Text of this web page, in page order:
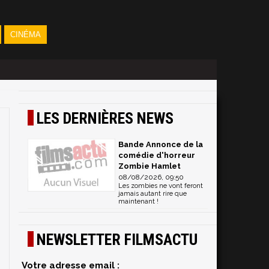
CINÉMA
LES DERNIÈRES NEWS
Bande Annonce de la
comédie d'horreur
Zombie Hamlet
08/08/2026, 09:50
Les zombies ne vont feront
jamais autant rire que
maintenant !
NEWSLETTER FILMSACTU
Votre adresse email :